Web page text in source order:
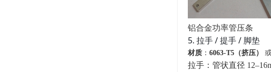
铝合金功率管压条
5. 拉手 / 提手 / 脚垫
材质 ： 6063‑T5（挤压）
拉手：管状直径